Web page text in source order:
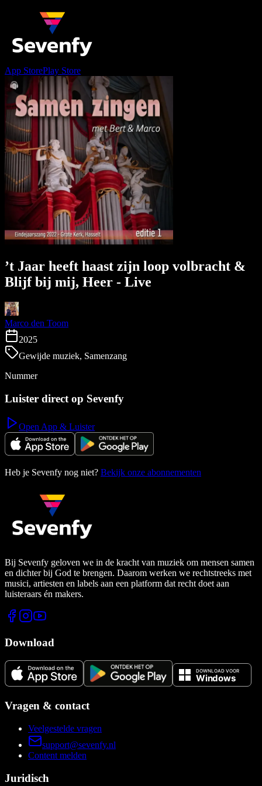
App StorePlay Store
’t Jaar heeft haast zijn loop volbracht &
Blijf bij mij, Heer - Live
Marco den Toom
2025
Gewijde muziek, Samenzang
Nummer
Luister direct op Sevenfy
Open App & Luister
Heb je Sevenfy nog niet? Bekijk onze abonnementen
Bij Sevenfy geloven we in de kracht van muziek om mensen samen
en dichter bij God te brengen. Daarom werken we rechtstreeks met
musici, artiesten en labels aan een platform dat recht doet aan
luisteraars én makers.
Download
Vragen & contact
Veelgestelde vragen
support@sevenfy.nl
Content melden
Juridisch